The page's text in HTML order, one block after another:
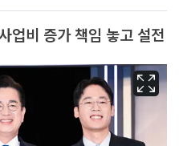
업비 증가 책임 놓고 설전